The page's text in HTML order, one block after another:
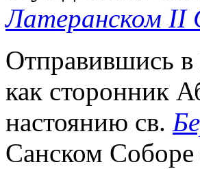
Латеранском II
Отправившись
как сторонник
настоянию св.
Санском